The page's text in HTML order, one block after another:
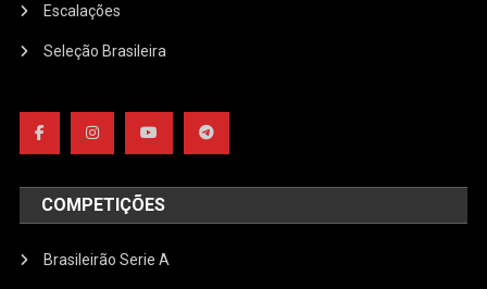
Escalações
Seleção Brasileira
COMPETIÇÕES
Brasileirão Serie A